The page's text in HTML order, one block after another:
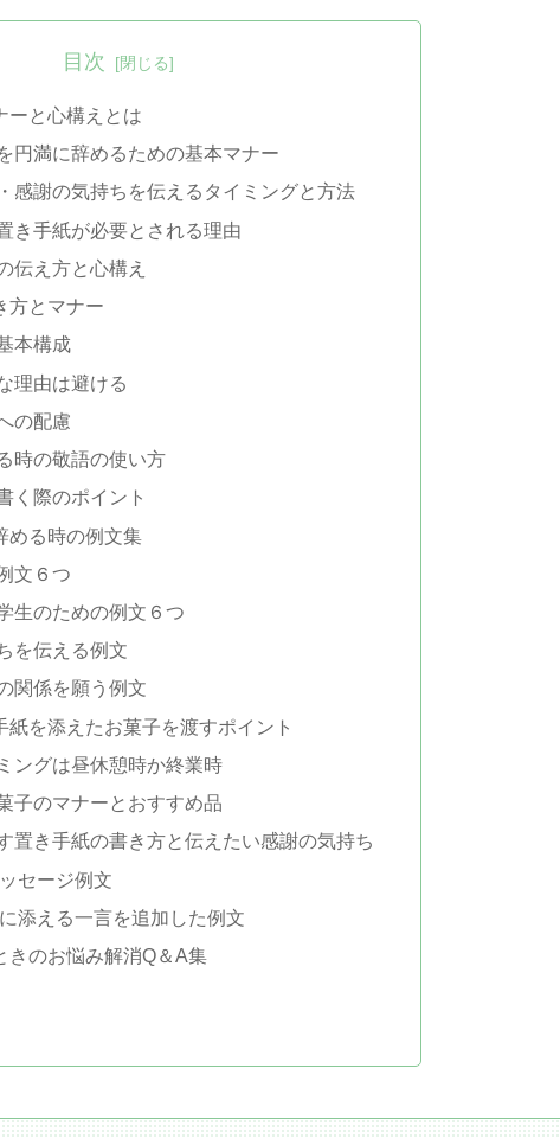
目次
ーと心構えとは
円満に辞めるための基本マナー
感謝の気持ちを伝えるタイミングと方法
き手紙が必要とされる理由
伝え方と心構え
方とマナー
本構成
理由は避ける
の配慮
時の敬語の使い方
く際のポイント
める時の例文集
文６つ
生のための例文６つ
を伝える例文
関係を願う例文
紙を添えたお菓子を渡すポイント
ングは昼休憩時か終業時
子のマナーとおすすめ品
置き手紙の書き方と伝えたい感謝の気持ち
セージ例文
添える一言を追加した例文
きのお悩み解消Q＆A集